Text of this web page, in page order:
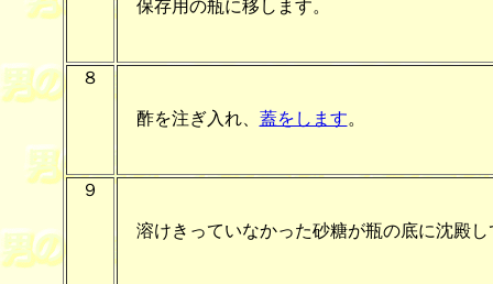
保存用の瓶に移します。
８
酢を注ぎ入れ、 蓋をします。
９
溶けきっていなかった砂糖が瓶の底に沈殿し